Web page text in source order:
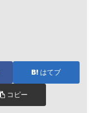
はてブ
コピー